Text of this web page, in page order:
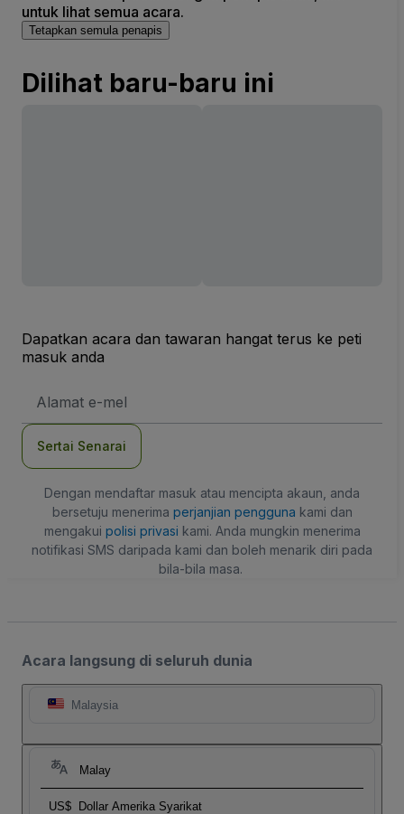
untuk lihat semua acara.
Tetapkan semula penapis
Dilihat baru-baru ini
Dapatkan acara dan tawaran hangat terus ke peti
masuk anda
E-
Sertai Senarai
Dengan mendaftar masuk atau mencipta akaun, anda
bersetuju menerima perjanjian pengguna kami dan
mengakui polisi privasi kami. Anda mungkin menerima
notifikasi SMS daripada kami dan boleh menarik diri pada
bila-bila masa.
Acara langsung di seluruh dunia
Malaysia
Malay
US$ Dollar Amerika Syarikat